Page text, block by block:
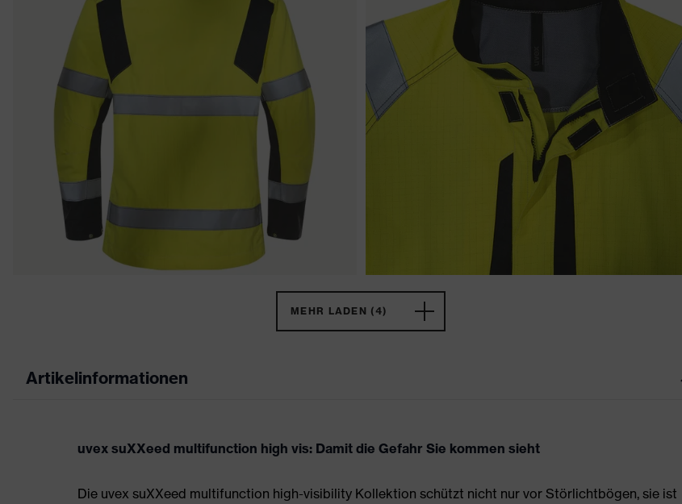
MEHR LADEN (4)
Artikelinformationen
uvex suXXeed multifunction high vis: Damit die Gefahr Sie kommen sieht
Die uvex suXXeed multifunction high-visibility Kollektion schützt nicht nur vor Störlichtbögen, sie ist